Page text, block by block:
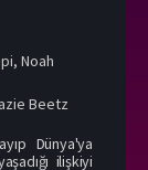
Noah
Beetz
Dünya'ya
ilişkiyi